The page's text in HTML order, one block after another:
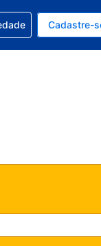
é: Real
seu idioma é:
reservaCadastre-